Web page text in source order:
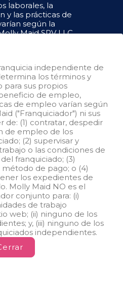
laborales, la
y las prácticas de
según la
Maid SPV LLC
de : (1) contratar,
empleados del
(2) supervisar y
de trabajo de
del franquiciado o
de empleo; (3)
y el método de
revisar o
registros de
Molly
LLC NO es el
y/o empleador
(i) ninguna de las
de empleo que
sitio web; (ii)
franquiciados
y, (iii) ninguno de
de los
independientes.
independiente de
los términos y
para sus propios
de empleo,
de empleo varían según
("Franquiciador") ni sus
de: (1) contratar, despedir
de empleo de los
(2) supervisar y
o las condiciones de
franquiciado; (3)
de pago; o (4)
los expedientes de
Molly Maid NO es el
conjunto para: (i)
de trabajo
web; (ii) ninguno de los
y, (iii) ninguno de los
independientes.